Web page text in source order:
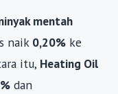
mentah
naik 0,20% ke
itu, Heating Oil
dan